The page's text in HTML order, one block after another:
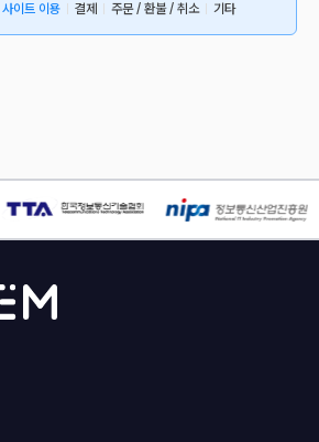
사이트 이용 결제 주문 / 환불 / 취소 기타